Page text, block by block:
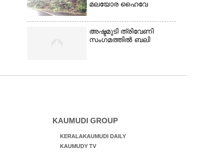
മലയോര ഹൈവേ
അഷ്ടമുടി ത്രിവേണി
സംഗമത്തിൽ ബലി
KAUMUDI GROUP
KERALAKAUMUDI DAILY
KAUMUDY TV